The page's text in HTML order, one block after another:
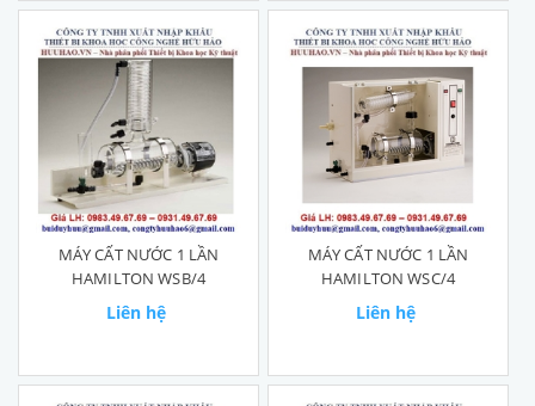
MÁY CẤT NƯỚC 1 LẦN
HAMILTON WSB/4
Liên hệ
MÁY CẤT NƯỚC 1 LẦN
HAMILTON WSC/4
Liên hệ